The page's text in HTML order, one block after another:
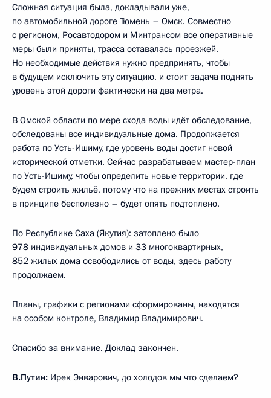
Сложная ситуация была, докладывали уже,
по автомобильной дороге Тюмень – Омск. Совместно
с регионом, Росавтодором и Минтрансом все оперативные
меры были приняты, трасса оставалась проезжей.
Но необходимые действия нужно предпринять, чтобы
в будущем исключить эту ситуацию, и стоит задача поднять
уровень этой дороги фактически на два метра.
В Омской области по мере схода воды идёт обследование,
обследованы все индивидуальные дома. Продолжается
работа по Усть-Ишиму, где уровень воды достиг новой
исторической отметки. Сейчас разрабатываем мастер-план
по Усть-Ишиму, чтобы определить новые территории, где
будем строить жильё, потому что на прежних местах строить
в принципе бесполезно – будет опять подтоплено.
По Республике Саха (Якутия): затоплено было
978 индивидуальных домов и 33 многоквартирных,
852 жилых дома освободились от воды, здесь работу
продолжаем.
Планы, графики с регионами сформированы, находятся
на особом контроле, Владимир Владимирович.
Спасибо за внимание. Доклад закончен.
В.Путин: Ирек Энварович, до холодов мы что сделаем?